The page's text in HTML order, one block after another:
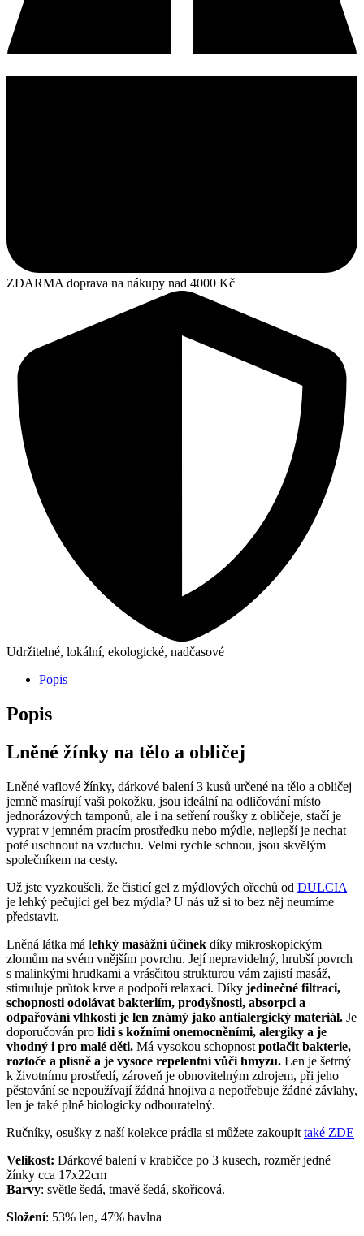
ZDARMA doprava na nákupy nad 4000 Kč
Udržitelné, lokální, ekologické, nadčasové
Popis
Popis
Lněné žínky na tělo a obličej
Lněné vaflové žínky, dárkové balení 3 kusů určené na tělo a obličej
jemně masírují vaši pokožku, jsou ideální na odličování místo
jednorázových tamponů, ale i na setření roušky z obličeje, stačí je
vyprat v jemném pracím prostředku nebo mýdle, nejlepší je nechat
poté uschnout na vzduchu. Velmi rychle schnou, jsou skvělým
společníkem na cesty.
Už jste vyzkoušeli, že čisticí gel z mýdlových ořechů od DULCIA
je lehký pečující gel bez mýdla? U nás už si to bez něj neumíme
představit.
Lněná látka má lehký masážní účinek díky mikroskopickým
zlomům na svém vnějším povrchu. Její nepravidelný, hrubší povrch
s malinkými hrudkami a vrásčitou strukturou vám zajistí masáž,
stimuluje průtok krve a podpoří relaxaci. Díky jedinečné filtraci,
schopnosti odolávat bakteriím, prodyšnosti, absorpci a
odpařování vlhkosti je len známý jako antialergický materiál. Je
doporučován pro lidi s kožními onemocněními, alergiky a je
vhodný i pro malé děti. Má vysokou schopnost potlačit bakterie,
roztoče a plísně a je vysoce repelentní vůči hmyzu. Len je šetrný
k životnímu prostředí, zároveň je obnovitelným zdrojem, při jeho
pěstování se nepoužívají žádná hnojiva a nepotřebuje žádné závlahy,
len je také plně biologicky odbouratelný.
Ručníky, osušky z naší kolekce prádla si můžete zakoupit také ZDE
Velikost: Dárkové balení v krabičce po 3 kusech, rozměr jedné
žínky cca 17x22cm
Barvy: světle šedá, tmavě šedá, skořicová.
Složení: 53% len, 47% bavlna